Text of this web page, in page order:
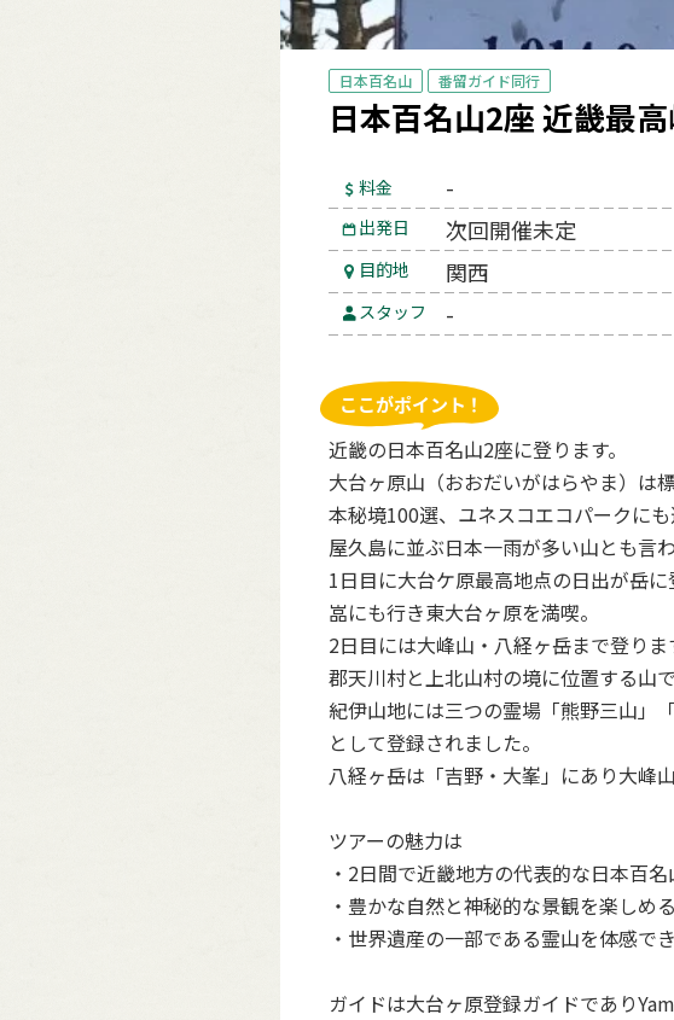
日本百名山 番留ガイド同行
日本百名山2座 近畿最
料金 -
出発日 次回開催未定
目的地 関西
スタッフ -
近畿の日本百名山2座に登ります。
大台ヶ原山（おおだいがはらやま）は
本秘境100選、ユネスコエコパークに
屋久島に並ぶ日本一雨が多い山とも言わ
1日目に大台ケ原最高地点の日出が岳
嵓にも行き東大台ヶ原を満喫。
2日目には大峰山・八経ヶ岳まで登り
郡天川村と上北山村の境に位置する山
紀伊山地には三つの霊場「熊野三山」
として登録されました。
八経ヶ岳は「吉野・大峯」にあり大峰
ツアーの魅力は
・2日間で近畿地方の代表的な日本百
・豊かな自然と神秘的な景観を楽しめる
・世界遺産の一部である霊山を体感で
ガイドは大台ヶ原登録ガイドであり